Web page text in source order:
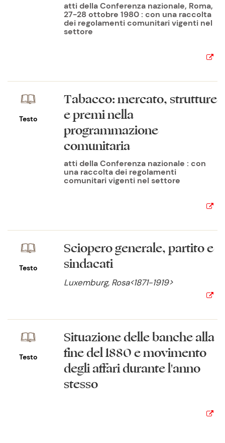
atti della Conferenza nazionale, Roma,
27-28 ottobre 1980 : con una raccolta
dei regolamenti comunitari vigenti nel
settore
Testo
Tabacco: mercato, strutture
e premi nella
programmazione
comunitaria
atti della Conferenza nazionale : con
una raccolta dei regolamenti
comunitari vigenti nel settore
Testo
Sciopero generale, partito e
sindacati
Luxemburg, Rosa<1871-1919>
Testo
Situazione delle banche alla
fine del 1880 e movimento
degli affari durante l'anno
stesso